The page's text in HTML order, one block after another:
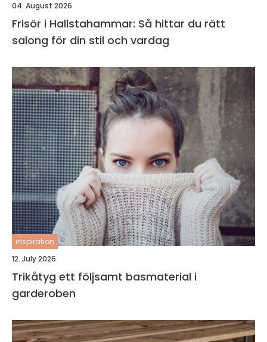
04. August 2026
Frisör i Hallstahammar: Så hittar du rätt
salong för din stil och vardag
inspiration
12. July 2026
Trikåtyg ett följsamt basmaterial i
garderoben